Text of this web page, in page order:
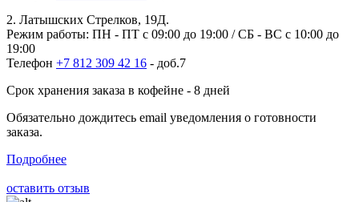
2. Латышских Стрелков, 19Д.
Режим работы: ПН - ПТ с 09:00 до 19:00 / СБ - ВС с 10:00 до
19:00
Телефон +7 812 309 42 16 - доб.7
Срок хранения заказа в кофейне - 8 дней
Обязательно дождитесь email уведомления о готовности
заказа.
Подробнее
оставить отзыв